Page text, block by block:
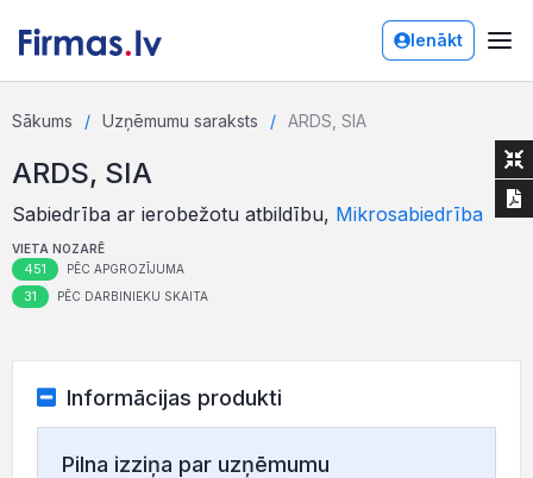
Ienākt
Sākums Uzņēmumu saraksts ARDS, SIA
ARDS, SIA
Sabiedrība ar ierobežotu atbildību, Mikrosabiedrība
VIETA NOZARĒ
451 PĒC APGROZĪJUMA
31 PĒC DARBINIEKU SKAITA
Informācijas produkti
Pilna izziņa par uzņēmumu